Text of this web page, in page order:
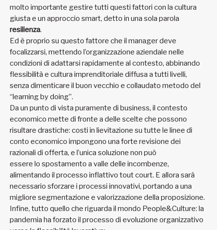
molto importante gestire tutti questi fattori con la cultura
giusta e un approccio smart, detto in una sola parola
resilienza.
Ed è proprio su questo fattore che il manager deve
focalizzarsi, mettendo l’organizzazione aziendale nelle
condizioni di adattarsi rapidamente al contesto, abbinando
flessibilità e cultura imprenditoriale diffusa a tutti livelli,
senza dimenticare il buon vecchio e collaudato metodo del
“learning by doing”.
Da un punto di vista puramente di business, il contesto
economico mette di fronte a delle scelte che possono
risultare drastiche: costi in lievitazione su tutte le linee di
conto economico impongono una forte revisione dei
razionali di offerta, e l’unica soluzione non può
essere lo spostamento a valle delle incombenze,
alimentando il processo inflattivo tout court. E allora sarà
necessario sforzare i processi innovativi, portando a una
migliore segmentazione e valorizzazione della proposizione.
Infine, tutto quello che riguarda il mondo People&Culture: la
pandemia ha forzato il processo di evoluzione organizzativo